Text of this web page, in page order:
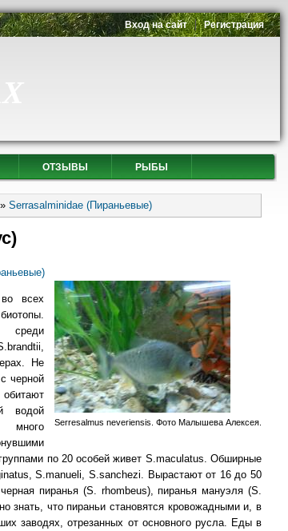
Вход на сайт Регистрация
ОТЗЫВЫ РЫБЫ
» Serrasalminidae (Пираньевые)
Serresalmus neveriensis. Фото Малышева Алексея.
всех
среди
Не
черной
водой
много
по 20 особей живет S.maculatus. Обширные
S.manueli, S.sanchezi. Вырастают от 16 до 50
пиранья (S. rhombeus), пиранья мануэля (S.
знать, что пираньи становятся кровожадными и, в
заводях, отрезанных от основного русла. Еды в